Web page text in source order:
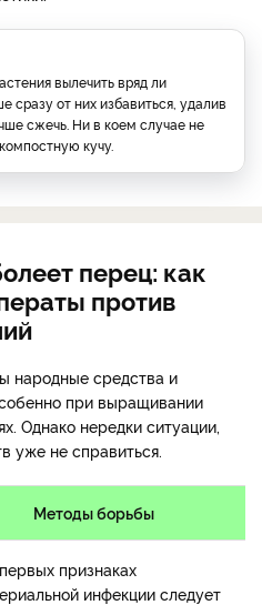
вылечить вряд ли
сразу от них избавиться, удалив
сжечь. Ни в коем случае не
кучу.
перец: как
против
народные средства и
при выращивании
Однако нередки ситуации,
уже не справиться.
Методы борьбы
признаках
инфекции следует